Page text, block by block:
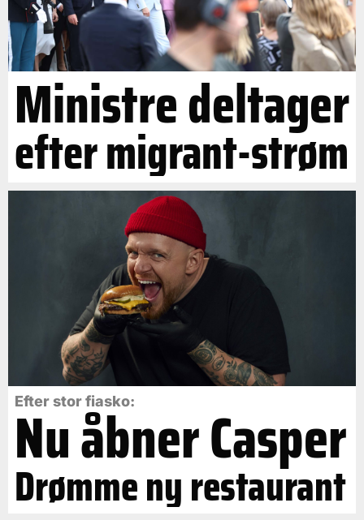
Ministre deltager
efter migrant-strøm
Efter stor fiasko:
Nu åbner Casper
Drømme ny restaurant